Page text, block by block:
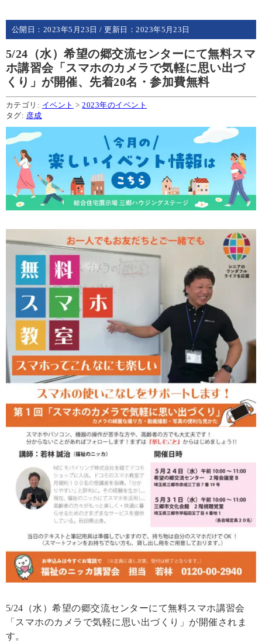
公開日： 2023年5月23日 / 更新日：2023年5月23日
5/24（水）希望の郷交流センターにて無料スマ
ホ講習会「スマホのカメラで気軽に思い出づ
くり」が開催、先着20名・参加費無料
カテゴリ: イベント >2023年のイベント
タグ: 彦成
5/24（水）希望の郷交流センターにて無料スマホ講習会
「スマホのカメラで気軽に思い出づくり」が開催されま
す。